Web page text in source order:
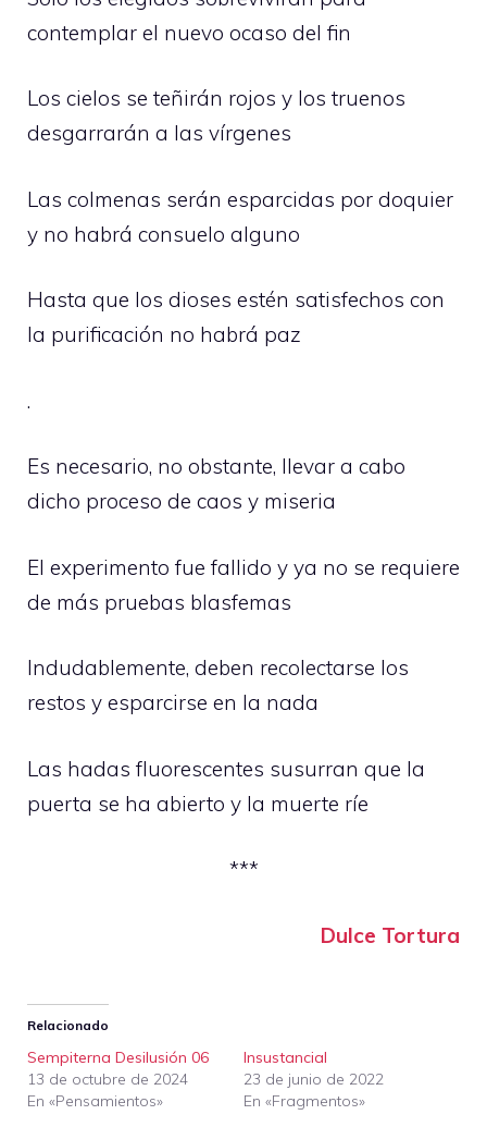
contemplar el nuevo ocaso del fin
Los cielos se teñirán rojos y los truenos
desgarrarán a las vírgenes
Las colmenas serán esparcidas por doquier
y no habrá consuelo alguno
Hasta que los dioses estén satisfechos con
la purificación no habrá paz
.
Es necesario, no obstante, llevar a cabo
dicho proceso de caos y miseria
El experimento fue fallido y ya no se requiere
de más pruebas blasfemas
Indudablemente, deben recolectarse los
restos y esparcirse en la nada
Las hadas fluorescentes susurran que la
puerta se ha abierto y la muerte ríe
***
Dulce Tortura
Relacionado
Sempiterna Desilusión 06
13 de octubre de 2024
En «Pensamientos»
Insustancial
23 de junio de 2022
En «Fragmentos»